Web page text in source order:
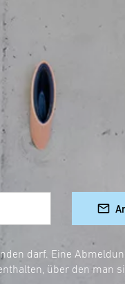
erhältlich, die
Option
pflegeleichte
oder
darf. Eine
über den man